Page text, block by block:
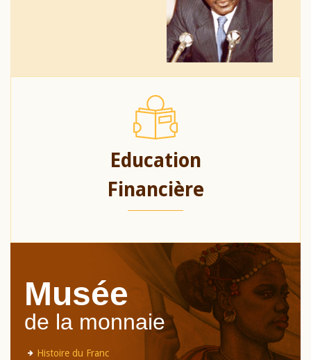
Education
Financière
Musée
de la monnaie
Histoire du Franc